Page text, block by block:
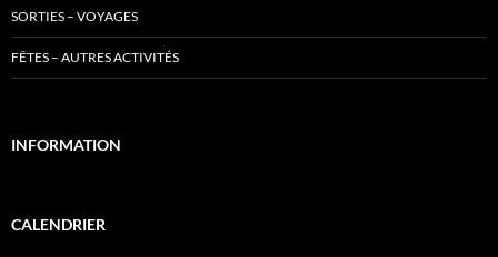
SORTIES – VOYAGES
FÊTES – AUTRES ACTIVITÉS
INFORMATION
CALENDRIER